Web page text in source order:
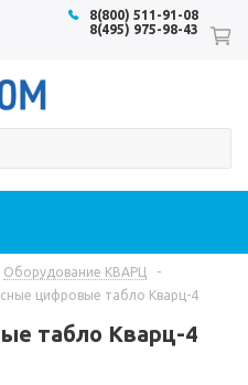
8(800) 511-91-08
8(495) 975-98-43
Оборудование КВАРЦ
-
цифровые табло Кварц-4
табло Кварц-4